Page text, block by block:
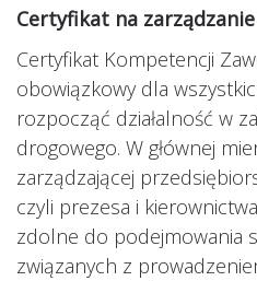
Certyfikat na zarządzanie
Certyfikat Kompetencji
obowiązkowy dla
rozpocząć działalność w
drogowego. W głównej
zarządzającej
czyli prezesa i
zdolne do podejmowania
związanych z